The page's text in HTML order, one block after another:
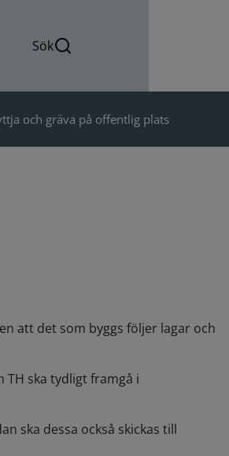
Sök
och gräva på offentlig plats
att det som byggs följer lagar och
TH ska tydligt framgå i
ska dessa också skickas till